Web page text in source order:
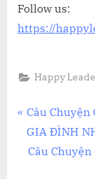
Follow us:
https://
Happy
Điều
hướng
P
r
e
Câu Chuyện
GIA ĐÌNH
N
Câu Chuyện